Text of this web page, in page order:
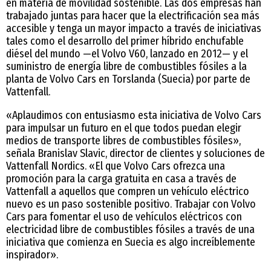
en materia de movilidad sostenible. Las dos empresas han
trabajado juntas para hacer que la electrificación sea más
accesible y tenga un mayor impacto a través de iniciativas
tales como el desarrollo del primer híbrido enchufable
diésel del mundo —el Volvo V60, lanzado en 2012— y el
suministro de energía libre de combustibles fósiles a la
planta de Volvo Cars en Torslanda (Suecia) por parte de
Vattenfall.
«Aplaudimos con entusiasmo esta iniciativa de Volvo Cars
para impulsar un futuro en el que todos puedan elegir
medios de transporte libres de combustibles fósiles»,
señala Branislav Slavic, director de clientes y soluciones de
Vattenfall Nordics. «El que Volvo Cars ofrezca una
promoción para la carga gratuita en casa a través de
Vattenfall a aquellos que compren un vehículo eléctrico
nuevo es un paso sostenible positivo. Trabajar con Volvo
Cars para fomentar el uso de vehículos eléctricos con
electricidad libre de combustibles fósiles a través de una
iniciativa que comienza en Suecia es algo increíblemente
inspirador».